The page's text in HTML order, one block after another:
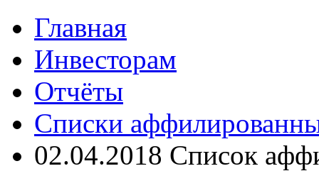
Главная
Инвесторам
Отчёты
Списки
02.04.2018 Список